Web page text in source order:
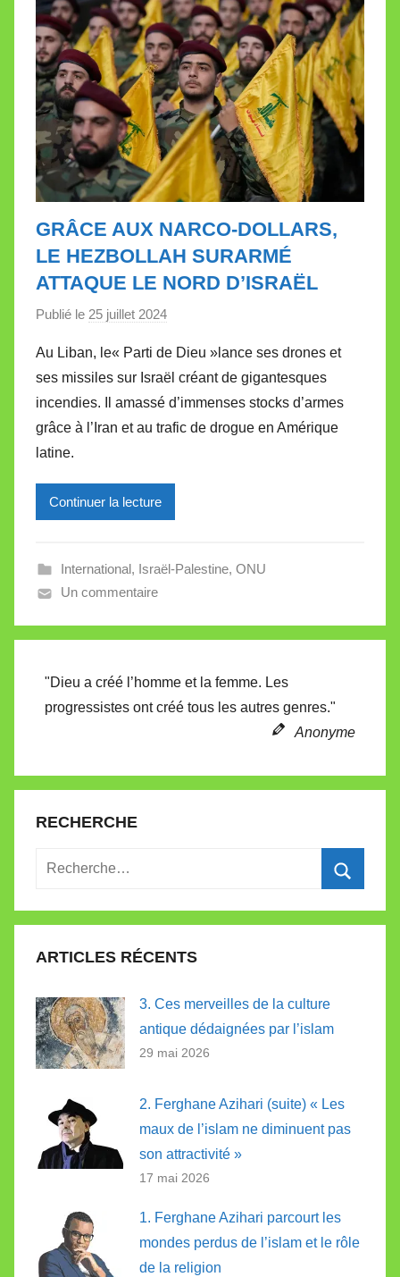
GRÂCE AUX NARCO-DOLLARS,
LE HEZBOLLAH SURARMÉ
ATTAQUE LE NORD D’ISRAËL
Publié le 25 juillet 2024
r
M
i
r
l
V
l
t
t
Au Liban, le« Parti de Dieu »lance ses drones et
ses missiles sur Israël créant de gigantesques
incendies. Il amassé d’immenses stocks d’armes
grâce à l’Iran et au trafic de drogue en Amérique
latine.
Continuer la lecture
International, Israël-Palestine, ONU
Un commentaire
"Dieu a créé l’homme et la femme. Les
progressistes ont créé tous les autres genres."
Anonyme
RECHERCHE
Recherche
:
ARTICLES RÉCENTS
3. Ces merveilles de la culture
antique dédaignées par l’islam
29 mai 2026
2. Ferghane Azihari (suite) « Les
maux de l’islam ne diminuent pas
son attractivité »
17 mai 2026
1. Ferghane Azihari parcourt les
mondes perdus de l’islam et le rôle
de la religion